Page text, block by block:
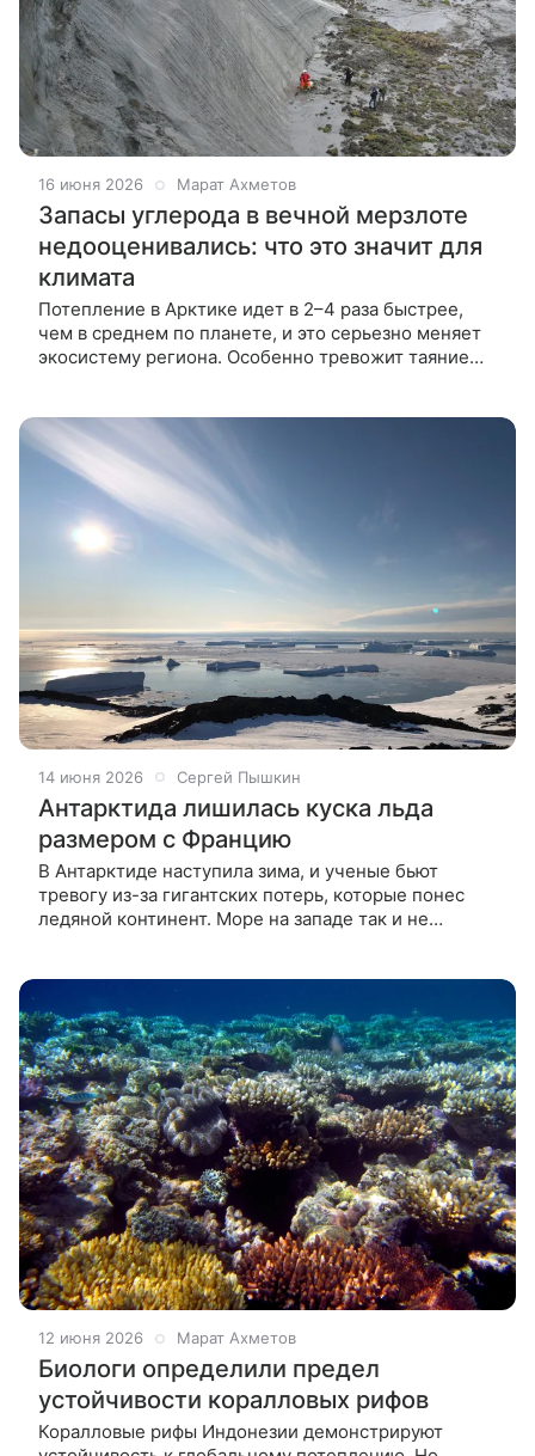
16 июня 2026 Марат Ахметов
Запасы углерода в вечной мерзлоте
недооценивались: что это значит для
климата
Потепление в Арктике идет в 2–4 раза быстрее,
чем в среднем по планете, и это серьезно меняет
экосистему региона. Особенно тревожит таяние
14 июня 2026 Сергей Пышкин
Антарктида лишилась куска льда
размером с Францию
В Антарктиде наступила зима, и ученые бьют
тревогу из-за гигантских потерь, которые понес
ледяной континент. Море на западе так и не
12 июня 2026 Марат Ахметов
Биологи определили предел
устойчивости коралловых рифов
Коралловые рифы Индонезии демонстрируют